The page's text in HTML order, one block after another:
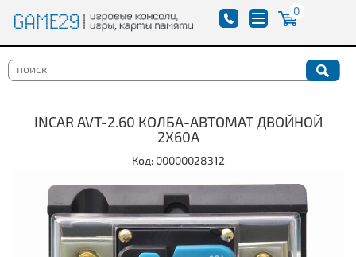
0
INCAR AVT-2.60 КОЛБА-АВТОМАТ ДВОЙНОЙ
2Х60A
Код: 00000028312